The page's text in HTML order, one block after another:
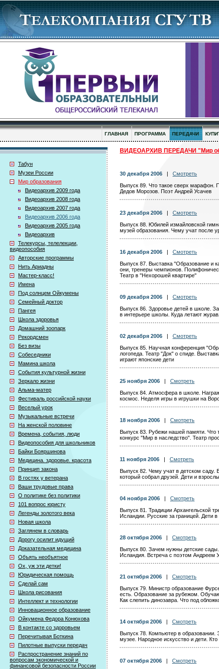
ГЛАВНАЯ ПРОГРАММА ПЕРЕДАЧИ
Табун
Музеи России
Мир образования
Видеоархив 2009 года
Видеоархив 2008 года
Видеоархив 2007 года
Видеоархив 2006 года
Видеоархив 2005 года
Видеоархив
Телекурсы, телелекции,
видеопособия
Авторские программы
Нить Ариадны
Мастер-класс!
Имена
Под солнцем Ойкумены
Семейный доктор
Пангея
Школа здоровья
Домашний зоопарк
Рекордсмен
Без визы
Собеседники
Мамина школа
События культурной жизни
Зеркало жизни
Альма-матер
Фестиваль российской науки
Веселый урок
Музыкальные встречи
На женской половине
Времена, события, люди
Видеопособия для школьников
Байки Бояршинова
Медицина. здоровье. красота
Принцип закона
В гостях у ветерана
Ваши трудовые права
О политике без политики
101 вопрос юристу
Легенды золотого века
Новая школа
Заглянем в словарь
Дорогу осилит идущий
Доказательная медицина
Объять необъятное
Ох, уж эти детки!
Юридическая помощь
Сделай сам
Школа рисования
Интеллект и технологии
Инновационное образование
Ойкумена Федора Конюхова
В контакте со здоровьем
Перечитывая Боткина
Пилотные выпуски передач
Распространение знаний по
вопросам экономической и
финансовой безопасности России
ВИДЕОАРХИВ ПЕРЕДАЧИ "Мир
30 декабря 2006
Смотреть
Выпуск 89. Что такое сверх марафон.
Дедов Морозов. Поэт Андрей Усачев
23 декабря 2006
Смотреть
Выпуск 88. Юбилей измайловской
музей образования. Чему учат после
16 декабря 2006
Смотреть
Выпуск 87. Выставка "Образование и
они, тренеры чемпионов.
Театр в "Нехорошей квартире"
09 декабря 2006
Смотреть
Выпуск 86. Здоровье детей в школе.
в интерьере школы. Куда летают
02 декабря 2006
Смотреть
Выпуск 85. Научная конференция
логопеда. Театр "Док" о спиде.
играют японские дети
25 ноября 2006
Смотреть
Выпуск 84. Атмосфера в школе.
космос. Неделя игры в игрушки на
18 ноября 2006
Смотреть
Выпуск 83. Рубежи нашей памяти. Что
конкурс "Мир в наследство". Театр
11 ноября 2006
Смотреть
Выпуск 82. Чему учат в детском
который собрал друзей. Дети и
04 ноября 2006
Смотреть
Выпуск 81. Традиции Архангельской
Исландии. Русские за границей. Дети в
28 октября 2006
Смотреть
Выпуск 80. Зачем нужны детские
Исландия. Встреча с поэтом Андреем
21 октября 2006
Смотреть
Выпуск 79. Министр образование
есть. Образование за рубежом.
Как слепить динозавра. Что под
14 октября 2006
Смотреть
Выпуск 78. Компьютер в образовании.
музее. Народное искусство и дети.
07 октября 2006
Смотреть